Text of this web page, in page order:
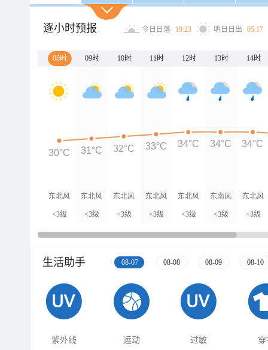
逐小时预报 今日日落 19:23 明日日出 05:17
08时 09时 10时 11时 12时 13时 14时
东北风
<3级
东北风
<3级
东北风
<3级
东北风
<3级
东北风
<3级
东南风
<3级
东北风
<3级
30°C 31°C 32°C 33°C 34°C 34°C 34°C
生活助手 08-07 08-08 08-09 08-10
紫外线 运动 过敏 穿